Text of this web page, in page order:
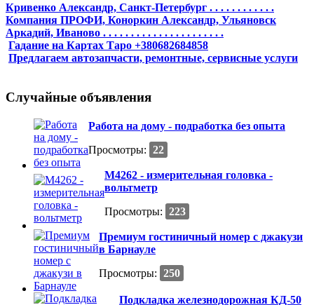
Кривенко Александр, Санкт-Петербург . . . . . . . . . . . .
Компания ПРОФИ, Коноркин Александр, Ульяновск
Аркадий, Иваново . . . . . . . . . . . . . . . . . . . . . .
Гадание на Картах Таро +380682684858
Предлагаем автозапчасти, ремонтные, сервисные услуги
Случайные объявления
Работа на дому - подработка без опыта
Просмотры: 22
М4262 - измерительная головка -
вольтметр
Просмотры: 223
Премиум гостиничный номер с джакузи
в Барнауле
Просмотры: 250
Подкладка железнодорожная КД-50